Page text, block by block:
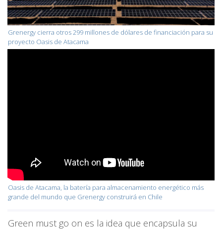
Grenergy cierra otros 299 millones de dólares de financiación para su
proyecto Oasis de Atacama
Oasis de Atacama, la batería para almacenamiento energético más
grande del mundo que Grenergy construirá en Chile
Green must go on es la idea que encapsula su